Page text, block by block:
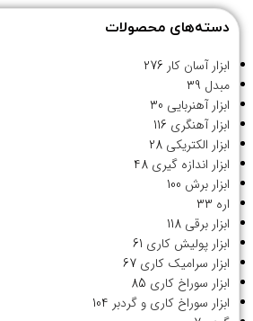
دسته‌های محصولات
ابزار آسان کار 276
مبدل 39
ابزار آهنربایی 30
ابزار آهنگری 116
ابزار الکتریکی 28
ابزار اندازه گیری 48
ابزار برش 100
اره 33
ابزار برقی 118
ابزار پولیش کاری 61
ابزار سرامیک کاری 67
ابزار سوراخ کاری 85
ابزار سوراخ کاری و گردبر 104